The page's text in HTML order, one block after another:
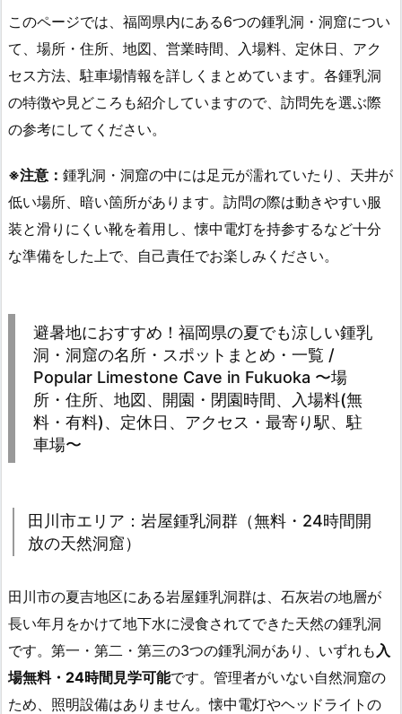
このページでは、福岡県内にある6つの鍾乳洞・洞窟につい
て、場所・住所、地図、営業時間、入場料、定休日、アク
セス方法、駐車場情報を詳しくまとめています。各鍾乳洞
の特徴や見どころも紹介していますので、訪問先を選ぶ際
の参考にしてください。
※注意： 鍾乳洞・洞窟の中には足元が濡れていたり、天井が
低い場所、暗い箇所があります。訪問の際は動きやすい服
装と滑りにくい靴を着用し、懐中電灯を持参するなど十分
な準備をした上で、自己責任でお楽しみください。
避暑地におすすめ！福岡県の夏でも涼しい鍾乳
洞・洞窟の名所・スポットまとめ・一覧 /
Popular Limestone Cave in Fukuoka 〜場
所・住所、地図、開園・閉園時間、入場料(無
料・有料)、定休日、アクセス・最寄り駅、駐
車場〜
田川市エリア：岩屋鍾乳洞群（無料・24時間開
放の天然洞窟）
田川市の夏吉地区にある岩屋鍾乳洞群は、石灰岩の地層が
長い年月をかけて地下水に浸食されてできた天然の鍾乳洞
です。第一・第二・第三の3つの鍾乳洞があり、いずれも 入
場無料・24時間見学可能です。管理者がいない自然洞窟の
ため、照明設備はありません。懐中電灯やヘッドライトの